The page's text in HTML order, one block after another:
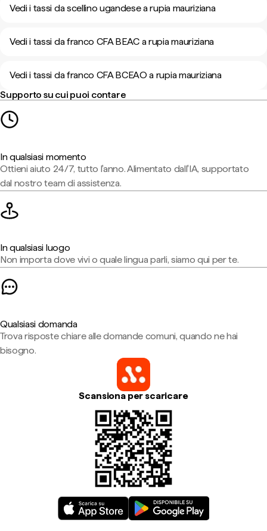
Vedi i tassi da scellino ugandese a rupia mauriziana
Vedi i tassi da franco CFA BEAC a rupia mauriziana
Vedi i tassi da franco CFA BCEAO a rupia mauriziana
Supporto su cui puoi contare
In qualsiasi momento
Ottieni aiuto 24/7, tutto l'anno. Alimentato dall'IA, supportato
dal nostro team di assistenza.
In qualsiasi luogo
Non importa dove vivi o quale lingua parli, siamo qui per te.
Qualsiasi domanda
Trova risposte chiare alle domande comuni, quando ne hai
bisogno.
Scansiona per scaricare